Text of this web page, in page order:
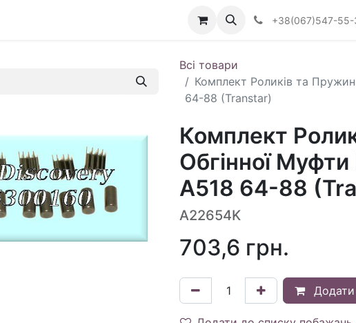
+38(067)547-55-
Всі товари
Комплект Роликів та
64-88 (Transtar)
Комплект
Обгінної
A518 64-88
A22654K
703,6 грн.